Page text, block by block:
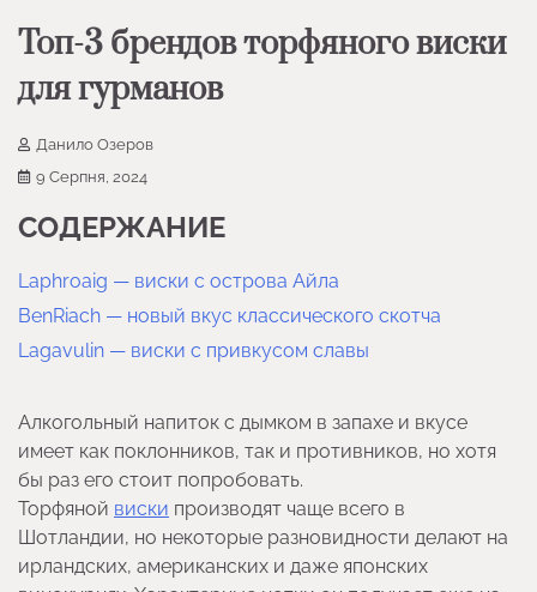
Топ-3 брендов торфяного виски
для гурманов
Данило Озеров
9 Серпня, 2024
СОДЕРЖАНИЕ
Laphroaig — виски с острова Айла
BenRiach — новый вкус классического скотча
Lagavulin — виски с привкусом славы
Алкогольный напиток с дымком в запахе и вкусе
имеет как поклонников, так и противников, но хотя
бы раз его стоит попробовать.
Торфяной виски производят чаще всего в
Шотландии, но некоторые разновидности делают на
ирландских, американских и даже японских